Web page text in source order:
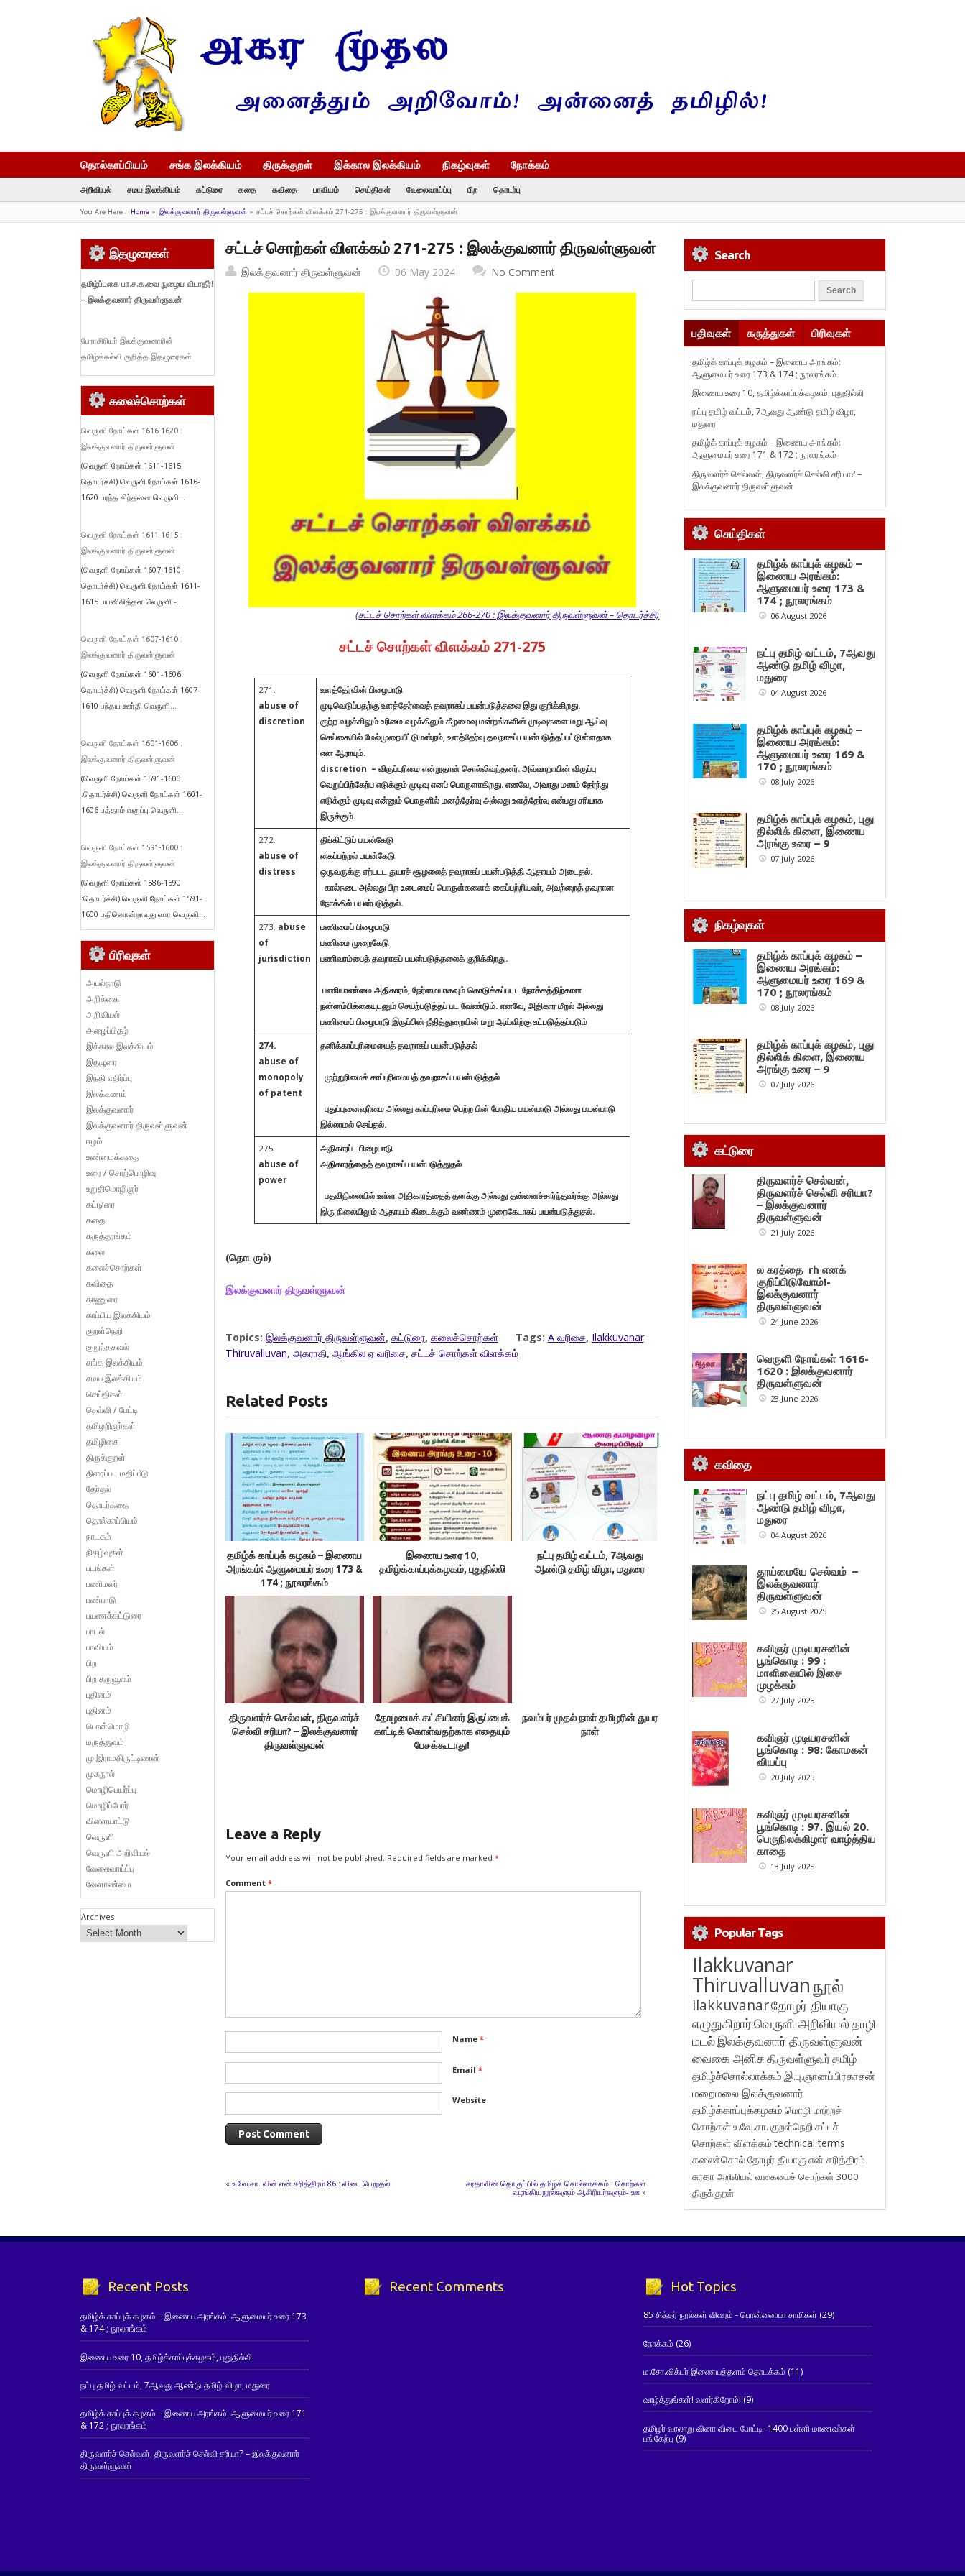
தொல்காப்பியம் சங்க இலக்கியம் திருக்குறள் இக்கால இலக்கியம் நிகழ்வுகள் நோக்கம்
அறிவியல் சமய இலக்கியம் கட்டுரை கதை கவிதை பாவியம் செய்திகள் வேலைவாய்ப்பு பிற தொடர்பு
You Are Here : Home» இலக்குவனார் திருவள்ளுவன்» சட்டச் சொற்கள் விளக்கம் 271-275 : இலக்குவனார் திருவள்ளுவன்
சட்டச் சொற்கள் விளக்கம் 271-275 : இலக்குவனார் திருவள்ளுவன்
இலக்குவனார் திருவள்ளுவன் 06 May 2024 No Comment
(சட்டச் சொற்கள் விளக்கம் 266-270 : இலக்குவனார் திருவள்ளுவன் – தொடர்ச்சி)
சட்டச் சொற்கள் விளக்கம் 271-275
271.
abuse of
discretion
உளத்தேர்வின் பிழைபாடு
முடிவெடுப்பதற்கு உளத்தேர்வைத் தவறாகப் பயன்படுத்தலை இது குறிக்கிறது.
குற்ற வழக்கிலும் உரிமை வழக்கிலும் கீழமைவு மன்றங்களின் முடிவுகளை மறு ஆய்வு
செய்கையில் மேல்முறையீட்டுமன்றம், உளத்தேர்வு தவறாகப் பயன்படுத்தப்பட்டுள்ளதாக
என ஆராயும்.
discretion – விருப்புரிமை என்றுதான் சொல்லிவந்தனர். அவ்வாறாயின் விருப்பு
வெறுப்பிற்கேற்ப எடுக்கும் முடிவு எனப் பொருளாகிறது. எனவே, அவரது மனம் தேர்ந்து
எடுக்கும் முடிவு என்னும் பொருளில் மனத்தேர்வு அல்லது உளத்தேர்வு என்பது சரியாக
இருக்கும்.
272.
abuse of
distress
தீங்கிட்டுப் பயன்கேடு
கைப்பற்றல் பயன்கேடு
ஒருவருக்கு ஏற்படட துயரச் சூழலைத் தவறாகப் பயன்படுத்தி ஆதாயம் அடைதல்.
கால்நடை அல்லது பிற உடைமைப் பொருள்களைக் கைப்பற்றியவர், அவற்றைத் தவறான
நோக்கில் பயன்படுத்தல்.
273. abuse
of
jurisdiction
பணிமைப் பிழைபாடு
பணிமை முறைகேடு
பணிவரம்பைத் தவறாகப் பயன்படுத்தலைக் குறிக்கிறது.
பணியாண்மை அதிகாரம், நேர்மையாகவும் கொடுக்கப்படட நோக்கத்திற்கான
நன்னம்பிக்கையுடனும் செயற்படுத்தப் பட வேண்டும். எனவே, அதிகார மீறல் அல்லது
பணிமைப் பிழைபாடு இருப்பின் நீதித்துறையின் மறு ஆய்விற்கு உட்படுத்தப்படும்
274.
abuse of
monopoly
of patent
தனிக்காப்புரிமையைத் தவறாகப் பயன்படுத்தல்
முற்றுரிமைக் காப்புரிமையத் தவறாகப் பயன்படுத்தல்
புதுப்புனைவுரிமை அல்லது காப்புரிமை பெற்ற பின் போதிய பயன்பாடு அல்லது பயன்பாடு
இல்லாமல் செய்தல்.
275.
abuse of
power
அதிகாரப் பிழைபாடு
அதிகாரத்தைத் தவறாகப் பயன்படுத்துதல்
பதவிநிலையில் உள்ள அதிகாரத்தைத் தனக்கு அல்லது தன்னைச்சார்ந்தவர்க்கு அல்லது
இரு நிலையிலும் ஆதாயம் கிடைக்கும் வண்ணம் முறைகேடாகப் பயன்படுத்துதல்.
(தொடரும்)
இலக்குவனார் திருவள்ளுவன்
Topics: இலக்குவனார் திருவள்ளுவன், கட்டுரை, கலைச்சொற்கள் Tags: A வரிசை, Ilakkuvanar
Thiruvalluvan, அகராதி, ஆங்கில ஏ வரிசை, சட்டச் சொற்கள் விளக்கம்
Related Posts
தமிழ்க் காப்புக் கழகம் – இணைய
அரங்கம்: ஆளுமையர் உரை 173 &
174 ; நூலரங்கம்
இணைய உரை 10,
தமிழ்க்காப்புக்கழகம், புதுதில்லி
நட்பு தமிழ் வட்டம், 7ஆவது
ஆண்டு தமிழ் விழா, மதுரை
திருவளர்ச் செல்வன், திருவளர்ச்
செல்வி சரியா? – இலக்குவனார்
திருவள்ளுவன்
தோழமைக் கட்சியினர் இருப்பைக்
காட்டிக் கொள்வதற்காக எதையும்
பேசக்கூடாது!
நவம்பர் முதல் நாள் தமிழரின் துயர
நாள்
Leave a Reply
Your email address will not be published. Required fields are marked *
Comment *
Name *
Email *
Website
« உ.வே.சா. வின் என் சரித்திரம் 86 : விடை பெறுதல்
சுரதாவின் தொகுப்பில் தமிழ்ச் சொல்லாக்கம் : சொற்கள்
வழங்கியநூல்களும் ஆசிரியர்களும்- ஊ »
இதழுரைகள்
தமிழ்ப்பகை பா.ச.க.வை நுழைய விடாதீர்!
– இலக்குவனார் திருவள்ளுவன்
பேராசிரியர் இலக்குவனாரின்
தமிழ்க்கல்வி குறித்த இதழுரைகள்
கலைச்சொற்கள்
வெருளி நோய்கள் 1616-1620 :
இலக்குவனார் திருவள்ளுவன்
(வெருளி நோய்கள் 1611-1615
தொடர்ச்சி) வெருளி நோய்கள் 1616-
1620 பரந்த சிந்தனை வெருளி...
வெருளி நோய்கள் 1611-1615 :
இலக்குவனார் திருவள்ளுவன்
(வெருளி நோய்கள் 1607-1610
தொடர்ச்சி) வெருளி நோய்கள் 1611-
1615 பயனிலித்தள வெருளி -...
வெருளி நோய்கள் 1607-1610 :
இலக்குவனார் திருவள்ளுவன்
(வெருளி நோய்கள் 1601-1606
தொடர்ச்சி) வெருளி நோய்கள் 1607-
1610 பந்தய ஊர்தி வெருளி...
வெருளி நோய்கள் 1601-1606 :
இலக்குவனார் திருவள்ளுவன்
(வெருளி நோய்கள் 1591-1600
:தொடர்ச்சி) வெருளி நோய்கள் 1601-
1606 பத்தாம் வகுப்பு வெருளி...
வெருளி நோய்கள் 1591-1600 :
இலக்குவனார் திருவள்ளுவன்
(வெருளி நோய்கள் 1586-1590
:தொடர்ச்சி) வெருளி நோய்கள் 1591-
1600 பதினொன்றாவது வார வெருளி...
பிரிவுகள்
அயல்நாடு
அறிக்கை
அறிவியல்
அழைப்பிதழ்
இக்கால இலக்கியம்
இதழுரை
இந்தி எதிர்ப்பு
இலக்கணம்
இலக்குவனார்
இலக்குவனார் திருவள்ளுவன்
ஈழம்
உண்மைக்கதை
உரை / சொற்பொழிவு
உறுதிமொழிஞர்
கட்டுரை
கதை
கருத்தரங்கம்
கலை
கலைச்சொற்கள்
கவிதை
காணுரை
காப்பிய இலக்கியம்
குறள்நெறி
குறுந்தகவல்
சங்க இலக்கியம்
சமய இலக்கியம்
செய்திகள்
செவ்வி / பேட்டி
தமிழறிஞர்கள்
தமிழிசை
திருக்குறள்
திரைப்பட மதிப்பீடு
தேர்தல்
தொடர்கதை
தொல்காப்பியம்
நாடகம்
நிகழ்வுகள்
படங்கள்
பணிமலர்
பண்பாடு
பயணக்கட்டுரை
பாடல்
பாவியம்
பிற
பிற கருவூலம்
புதினம்
புதினம்
பொன்மொழி
மருத்துவம்
மு.இராமகிருட்டிணன்
முகநூல்
மொழிபெயர்ப்பு
மொழிப்போர்
விளையாட்டு
வெருளி
வெருளி அறிவியல்
வேலைவாய்ப்பு
வேளாண்மை
Archives
Search
பதிவுகள் கருத்துகள் பிரிவுகள்
தமிழ்க் காப்புக் கழகம் – இணைய அரங்கம்:
ஆளுமையர் உரை 173 & 174 ; நூலரங்கம்
இணைய உரை 10, தமிழ்க்காப்புக்கழகம், புதுதில்லி
நட்பு தமிழ் வட்டம், 7ஆவது ஆண்டு தமிழ் விழா,
மதுரை
தமிழ்க் காப்புக் கழகம் – இணைய அரங்கம்:
ஆளுமையர் உரை 171 & 172 ; நூலரங்கம்
திருவளர்ச் செல்வன், திருவளர்ச் செல்வி சரியா? –
இலக்குவனார் திருவள்ளுவன்
செய்திகள்
தமிழ்க் காப்புக் கழகம் –
இணைய அரங்கம்:
ஆளுமையர் உரை 173 &
174 ; நூலரங்கம்
06 August 2026
நட்பு தமிழ் வட்டம், 7ஆவது
ஆண்டு தமிழ் விழா,
மதுரை
04 August 2026
தமிழ்க் காப்புக் கழகம் –
இணைய அரங்கம்:
ஆளுமையர் உரை 169 &
170 ; நூலரங்கம்
08 July 2026
தமிழ்க் காப்புக் கழகம், புது
தில்லிக் கிளை, இணைய
அரங்கு உரை – 9
07 July 2026
நிகழ்வுகள்
தமிழ்க் காப்புக் கழகம் –
இணைய அரங்கம்:
ஆளுமையர் உரை 169 &
170 ; நூலரங்கம்
08 July 2026
தமிழ்க் காப்புக் கழகம், புது
தில்லிக் கிளை, இணைய
அரங்கு உரை – 9
07 July 2026
கட்டுரை
திருவளர்ச் செல்வன்,
திருவளர்ச் செல்வி சரியா?
– இலக்குவனார்
திருவள்ளுவன்
21 July 2026
ல கரத்தை rh எனக்
குறிப்பிடுவோம்!-
இலக்குவனார்
திருவள்ளுவன்
24 June 2026
வெருளி நோய்கள் 1616-
1620 : இலக்குவனார்
திருவள்ளுவன்
23 June 2026
கவிதை
நட்பு தமிழ் வட்டம், 7ஆவது
ஆண்டு தமிழ் விழா,
மதுரை
04 August 2026
தூய்மையே செல்வம் –
இலக்குவனார்
திருவள்ளுவன்
25 August 2025
கவிஞர் முடியரசனின்
பூங்கொடி : 99 :
மாளிகையில் இசை
முழக்கம்
27 July 2025
கவிஞர் முடியரசனின்
பூங்கொடி : 98: கோமகன்
வியப்பு
20 July 2025
கவிஞர் முடியரசனின்
பூங்கொடி : 97. இயல் 20.
பெருநிலக்கிழார் வாழ்த்திய
காதை
13 July 2025
Popular Tags
Ilakkuvanar
Thiruvalluvanநூல்
ilakkuvanarதோழர் தியாகு
எழுதுகிறார்வெருளி அறிவியல்தாழி
மடல்இலக்குவனார் திருவள்ளுவன்
வைகை அனிசுதிருவள்ளுவர்தமிழ்
தமிழ்ச்சொல்லாக்கம் இ.பு.ஞானப்பிரகாசன்
மறைமலை இலக்குவனார்
தமிழ்க்காப்புக்கழகம் மொழி மாற்றச்
சொற்கள்உ.வே.சா. குறள்நெறி சட்டச்
சொற்கள் விளக்கம்technical terms
கலைச்சொல்தோழர் தியாகுஎன் சரித்திரம்
சுரதாஅறிவியல் வகைமைச் சொற்கள் 3000
திருக்குறள்
Recent Posts
தமிழ்க் காப்புக் கழகம் – இணைய அரங்கம்: ஆளுமையர் உரை 173
& 174 ; நூலரங்கம்
இணைய உரை 10, தமிழ்க்காப்புக்கழகம், புதுதில்லி
நட்பு தமிழ் வட்டம், 7ஆவது ஆண்டு தமிழ் விழா, மதுரை
தமிழ்க் காப்புக் கழகம் – இணைய அரங்கம்: ஆளுமையர் உரை 171
& 172 ; நூலரங்கம்
திருவளர்ச் செல்வன், திருவளர்ச் செல்வி சரியா? – இலக்குவனார்
திருவள்ளுவன்
Recent Comments Hot Topics
85 சித்தர் நூல்கள் விவரம் - பொன்னையா சாமிகள் (29)
நோக்கம் (26)
ம.சோ.விக்டர் இணையத்தளம் தொடக்கம் (11)
வாழ்த்துங்கள்! வளர்கிறோம்! (9)
தமிழர் வரலாறு வினா விடை போட்டி- 1400 பள்ளி மாணவர்கள்
பங்கேற்பு(9)